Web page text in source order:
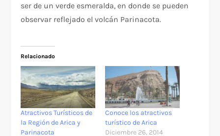
ser de un verde esmeralda, en donde se pueden
observar reflejado el volcán Parinacota.
Relacionado
Atractivos Turísticos de
la Región de Arica y
Parinacota
Conoce los atractivos
turístico de Arica
Diciembre 26, 2014